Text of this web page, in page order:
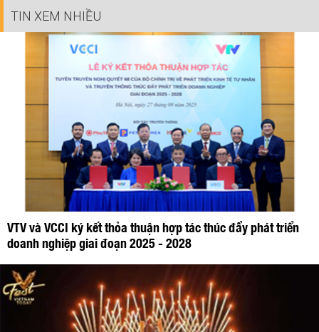
TIN XEM NHIỀU
VTV và VCCI ký kết thỏa thuận hợp tác thúc đẩy phát triển
doanh nghiệp giai đoạn 2025 - 2028